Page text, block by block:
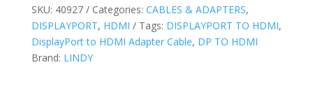
HDMI,
HDR,
3M
quantity
SKU: 40927 Categories: CABLES & ADAPTERS,
DISPLAYPORT, HDMI Tags: DISPLAYPORT TO HDMI,
DisplayPort to HDMI Adapter Cable, DP TO HDMI
Brand: LINDY